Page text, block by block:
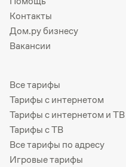
Контакты
Дом.ру бизнесу
Вакансии
Все тарифы
Тарифы с интернетом
Тарифы с интернетом и ТВ
Тарифы с ТВ
Все тарифы по адресу
Игровые тарифы